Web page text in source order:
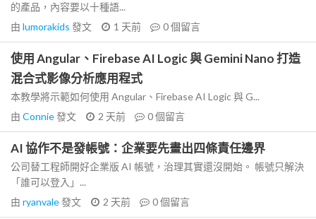
的產品，內容要以十種語...
由 lumorakids 發文 1 天前 0個留言
使用 Angular、Firebase AI Logic 與 Gemini Nano 打造
混合式影像分析應用程式
本教學將示範如何使用 Angular、Firebase AI Logic 與 G...
由 Connie發文 2 天前 0個留言
AI 協作不是發帳號：企業要先畫出四條責任邊界
公司替工程師開好企業版 AI 帳號，治理其實還沒開始。 帳號只解決
「誰可以登入」...
由 ryanvale發文 2 天前 0個留言